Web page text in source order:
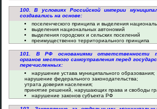
100. В условиях Российской империи
создавались на основе:
поселенческого принципа и выделения
выделения национальных автономий
выделения городских и сельских поселений
преимущественно территориального принципа
101. В РФ основаниями ответственности
органов местного самоуправления перед
перечисленных:
нарушение устава муниципального образования;
нарушение федерального законодательства;
утрата доверия населения;
принятие решений, нарушающих права и свободы
нарушение законов субъекта РФ